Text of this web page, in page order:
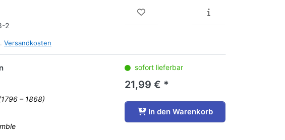
2
Versandkosten
– 1868)
sofort lieferbar
21,99 € *
In den Warenkorb